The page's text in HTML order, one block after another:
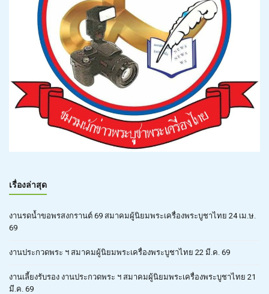
เรื่องล่าสุด
งานรดน้ำขอพรสงกรานต์ 69 สมาคมผู้นิยมพระเครื่องพระบูชาไทย 24 เม.ษ.
69
งานประกวดพระ ฯ สมาคมผู้นิยมพระเครื่องพระบูชาไทย 22 มี.ค. 69
งานเลี้ยงรับรอง งานประกวดพระ ฯ สมาคมผู้นิยมพระเครื่องพระบูชาไทย 21
มี.ค. 69